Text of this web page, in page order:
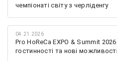
чемпіонаті світу з черліденгу
04.21.2026
Pro HoReCa EXPO & Summit
гостинності та нові